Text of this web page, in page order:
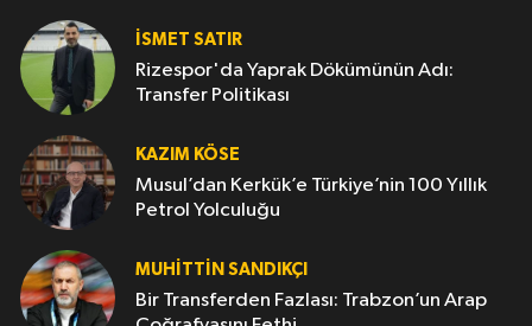
İSMET SATIR
Rizespor'da Yaprak Dökümünün Adı:
Transfer Politikası
KAZIM KÖSE
Musul’dan Kerkük’e Türkiye’nin 100 Yıllık
Petrol Yolculuğu
MUHITTIN SANDIKÇI
Bir Transferden Fazlası: Trabzon’un Arap